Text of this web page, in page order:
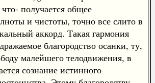
получается общее
и чистоты, точно все слито в
аккорд. Такая гармония
благородство осанки, ту,
малейшего телодвижения, в
сознание истинного